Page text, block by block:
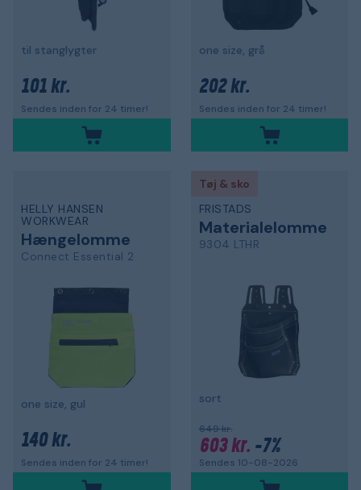
til stanglygter
101 kr.
Sendes inden for 24 timer!
one size, grå
202 kr.
Sendes inden for 24 timer!
HELLY HANSEN
WORKWEAR
Hængelomme
Connect Essential 2
one size, gul
140 kr.
Sendes inden for 24 timer!
Tøj & sko
FRISTADS
Materialelomme
9304 LTHR
sort
649 kr.
603 kr. -7%
Sendes 10-08-2026